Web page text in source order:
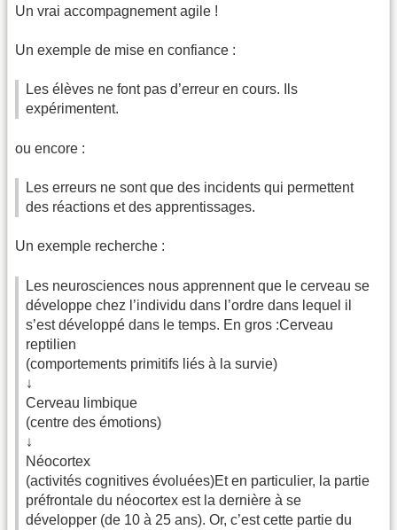
Un vrai accompagnement agile !
Un exemple de mise en confiance :
Les élèves ne font pas d’erreur en cours. Ils
expérimentent.
ou encore :
Les erreurs ne sont que des incidents qui permettent
des réactions et des apprentissages.
Un exemple recherche :
Les neurosciences nous apprennent que le cerveau se
développe chez l’individu dans l’ordre dans lequel il
s’est développé dans le temps. En gros :Cerveau
reptilien
(comportements primitifs liés à la survie)
↓
Cerveau limbique
(centre des émotions)
↓
Néocortex
(activités cognitives évoluées)Et en particulier, la partie
préfrontale du néocortex est la dernière à se
développer (de 10 à 25 ans). Or, c’est cette partie du